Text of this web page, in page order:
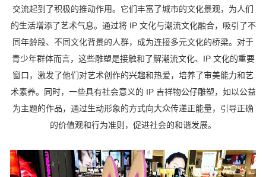
交流起到了积极的推动作用。它们丰富了城市的文化景观，为人们
的生活增添了艺术气息。通过将 IP 文化与潮流文化融合，吸引了不
同年龄段、不同文化背景的人群，成为连接多元文化的桥梁。对于
青少年群体而言，这些雕塑是接触和了解潮流文化、IP 文化的重要
窗口，激发了他们对艺术创作的兴趣和热爱，培养了审美能力和艺
术素养。同时，一些具有社会意义的 IP 吉祥物公仔雕塑，如以公益
为主题的作品，通过生动形象的方式向大众传递正能量，引导正确
的价值观和行为准则，促进社会的和谐发展。